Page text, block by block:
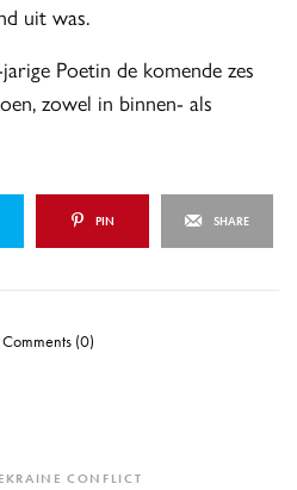
uit was.
Poetin de komende zes
zowel in binnen- als
PIN SHARE
(0)
CONFLICT